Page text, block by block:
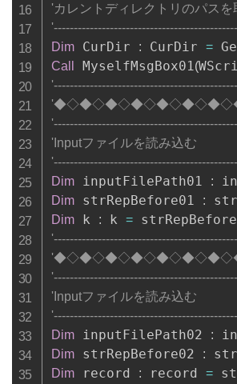
'カレントディレクトリのパスを
Dim CurDir : CurDir =
Call
MyselfMsgBox01 (
'Inputファイルを読み込む
Dim inputFilePath01 :
Dim strRepBefore01 :
Dim k : k =
'Inputファイルを読み込む
Dim inputFilePath02 :
Dim strRepBefore02 :
Dim record : record =